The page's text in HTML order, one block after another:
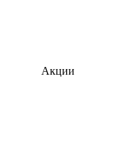
Акции